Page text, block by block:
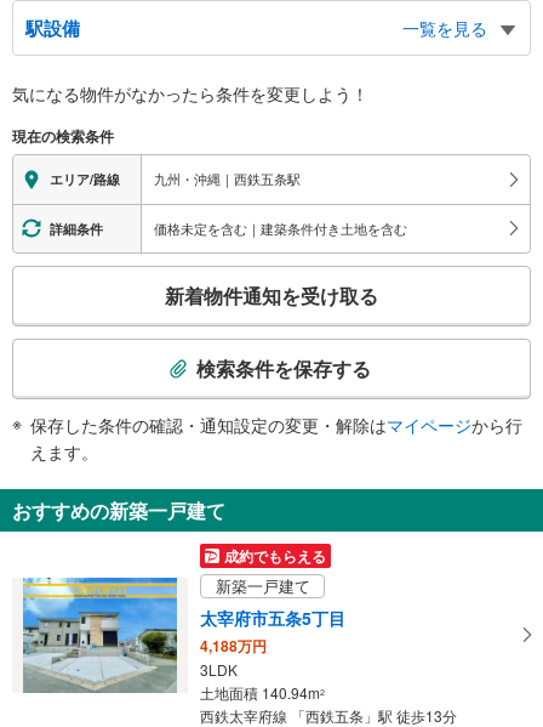
駅設備
一覧を見る
※段差なしでの移動経路
地上⇔改札⇔ホーム：○
トイレ
《車椅子対応》
・改札外
スロープ
・点字運賃表
気になる物件がなかったら条件を変更しよう！
現在の検索条件
エリア/路線 九州・沖縄｜西鉄五条駅
詳細条件 価格未定を含む｜建築条件付き土地を含む
検
知
を
け
取
る
・
条
新着物件通知を受け取る
検索条件を保存する
保存した条件の確認・通知設定の変更・解除はマイページから行
えます。
おすすめの新築一戸建て
成約でもらえる
新築一戸建て
太宰府市五条5丁目
4,188万円
3LDK
土地面積 140.94m2
西鉄太宰府線 「西鉄五条」駅 徒歩13分